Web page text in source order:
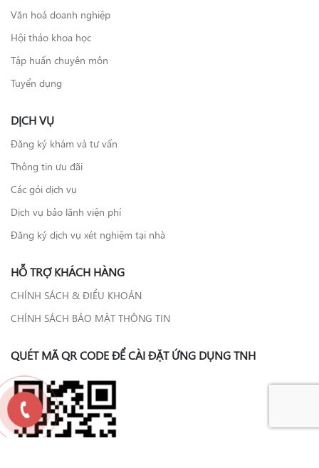
Văn hoá doanh nghiệp
Hội thảo khoa học
Tập huấn chuyên môn
Tuyển dụng
DỊCH VỤ
Đăng ký khám và tư vấn
Thông tin ưu đãi
Các gói dịch vụ
Dịch vụ bảo lãnh viện phí
Đăng ký dịch vụ xét nghiệm tại nhà
HỖ TRỢ KHÁCH HÀNG
CHÍNH SÁCH & ĐIỀU KHOẢN
CHÍNH SÁCH BẢO MẬT THÔNG TIN
QUÉT MÃ QR CODE ĐỂ CÀI ĐẶT ỨNG DỤNG TNH